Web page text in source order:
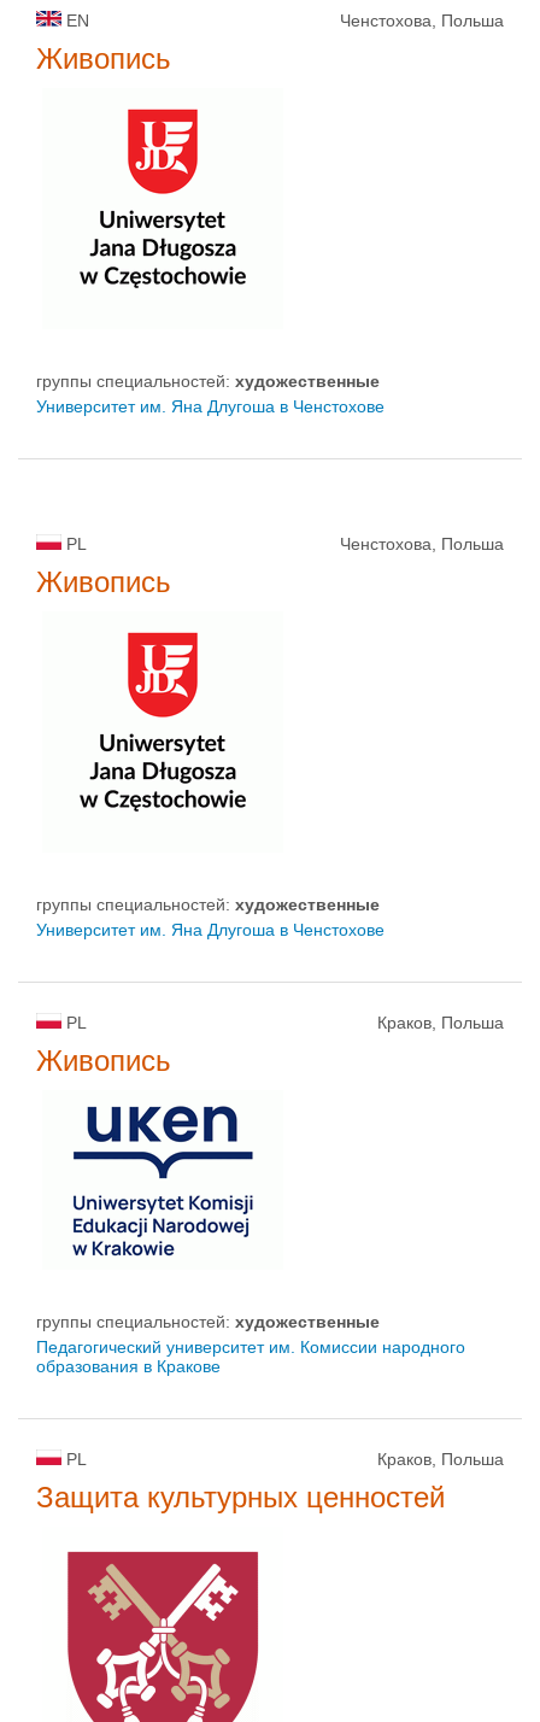
EN Ченстохова, Польша
Живопись
группы специальностей: художественные
Университет им. Яна Длугоша в Ченстохове
PL Ченстохова, Польша
Живопись
группы специальностей: художественные
Университет им. Яна Длугоша в Ченстохове
PL Краков, Польша
Живопись
группы специальностей: художественные
Педагогический университет им. Комиссии народного
образования в Кракове
PL Краков, Польша
Защита культурных ценностей